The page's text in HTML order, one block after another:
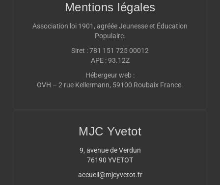
Mentions légales
Association loi 1901, agréée Jeunesse et Éducation
Populaire.
Siret : 781 151 725 00012
APE : 93.12Z
Hébergeur web :
OVH – 2 rue Kellermann, 59100 Roubaix France.
MJC Yvetot
9, avenue de Verdun
76190 YVETOT
accueil@mjcyvetot.fr